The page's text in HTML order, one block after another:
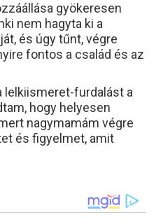
gyökeresen
nem hagyta ki a
és úgy tűnt, végre
fontos a család és az
lelkiismeret-furdalást a
hogy helyesen
nagymamám végre
és figyelmet, amit